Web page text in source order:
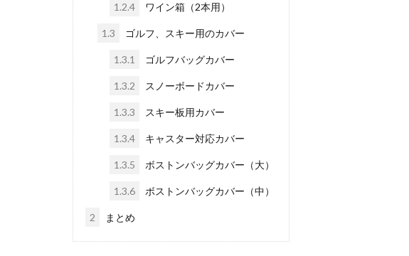
1.2.4 ワイン箱（2本用）
1.3 ゴルフ、スキー用のカバー
1.3.1 ゴルフバッグカバー
1.3.2 スノーボードカバー
1.3.3 スキー板用カバー
1.3.4 キャスター対応カバー
1.3.5 ボストンバッグカバー（大）
1.3.6 ボストンバッグカバー（中）
2 まとめ